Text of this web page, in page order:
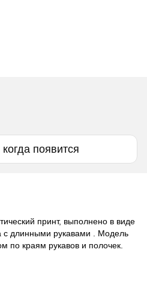
появится
принт, выполнено в виде
с длинными рукавами . Модель
по краям рукавов и полочек.